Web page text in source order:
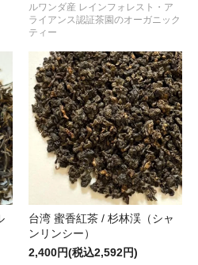
シュ 2025 第3便“サングマ茶園 /
シュ 2025 第2便“アリヤ茶園 /
“ルフナ プレミアム / キルワナガンガ
ファーストフラッシュ 2025 第1便“ス
“ニルギリ プレミアム / カイルベッタ
ルワンダ産 レインフォレスト・ア
ライアンス認証茶園のオーガニック
ティー
台湾 蜜香紅茶 / 杉林渓（シャ
ンリンシー）
2,400円(税込2,592円)